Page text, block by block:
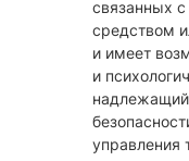
связанных
средством
и имеет
и
надлежащий
управления